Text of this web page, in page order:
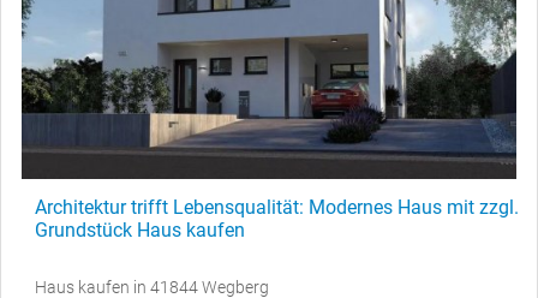
Architektur trifft Lebensqualität: Modernes Haus mit zzgl.
Grundstück Haus kaufen
Haus kaufen in 41844 Wegberg